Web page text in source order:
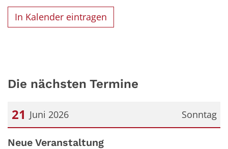
In Kalender eintragen
Die nächsten Termine
Sonntag
21 Juni 2026
Datum: 21. Juni 2026
Neue Veranstaltung